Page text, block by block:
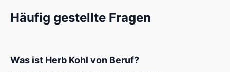
Häufig gestellte Fragen
Was ist Herb Kohl von Beruf?